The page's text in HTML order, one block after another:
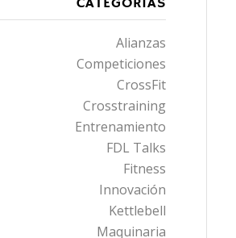
Alianzas
Competiciones
CrossFit
Crosstraining
Entrenamiento
FDL Talks
Fitness
Innovación
Kettlebell
Maquinaria